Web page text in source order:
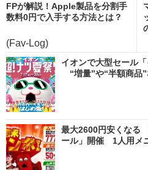
FPが解説！Apple製品を分割手
数料0円で入手する方法とは？
(Fav-Log)
イオンで大型セール
“増量”や“半額商品
最大2600円安くなる
ール」開催 1人用メ